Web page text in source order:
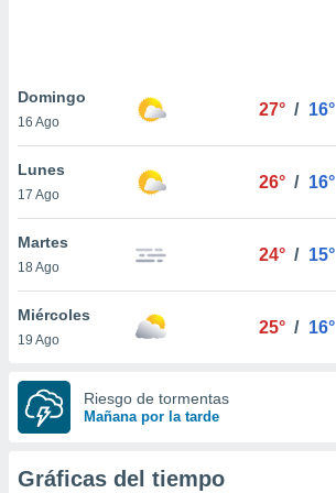
únicos
similares
como
sitio
de
posible
traten tus
en
Para
su
Domingo
16 Ago
27° / 16°
Lunes
17 Ago
26° / 16°
Martes
18 Ago
24° / 15°
Miércoles
19 Ago
25° / 16°
Riesgo de tormentas
Mañana por la tarde
Gráficas del tiempo